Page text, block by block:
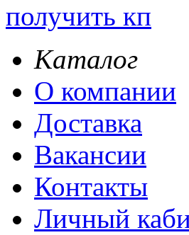
получить кп
Каталог
О компании
Доставка
Вакансии
Контакты
Личный